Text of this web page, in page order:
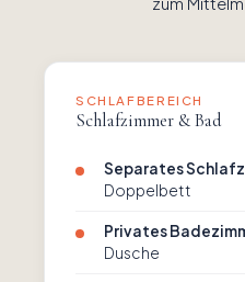
SCHLAFBEREICH
Schlafzimmer & Bad
Separates
Doppelbett
Privates
Dusche